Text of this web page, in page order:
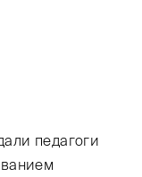
педагоги